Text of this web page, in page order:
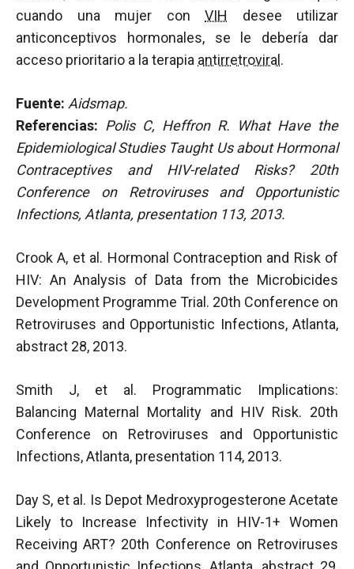
cuando una mujer con VIH desee utilizar
anticonceptivos hormonales, se le debería dar
acceso prioritario a la terapia antirretroviral .
Fuente: Aidsmap.
Referencias: Polis C, Heffron R. What Have the
Epidemiological Studies Taught Us about Hormonal
Contraceptives and HIV-related Risks? 20th
Conference on Retroviruses and Opportunistic
Infections, Atlanta, presentation 113, 2013.
Crook A, et al. Hormonal Contraception and Risk of
HIV: An Analysis of Data from the Microbicides
Development Programme Trial. 20th Conference on
Retroviruses and Opportunistic Infections, Atlanta,
abstract 28, 2013.
Smith J, et al. Programmatic Implications:
Balancing Maternal Mortality and HIV Risk. 20th
Conference on Retroviruses and Opportunistic
Infections, Atlanta, presentation 114, 2013.
Day S, et al. Is Depot Medroxyprogesterone Acetate
Likely to Increase Infectivity in HIV-1+ Women
Receiving ART? 20th Conference on Retroviruses